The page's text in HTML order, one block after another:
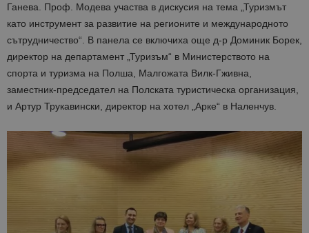
Ганева. Проф. Модева участва в дискусия на тема „Туризмът
като инструмент за развитие на регионите и международното
сътрудничество“. В панела се включиха още д-р Доминик Борек,
директор на департамент „Туризъм“ в Министерството на
спорта и туризма на Полша, Малгожата Вилк-Гживна,
заместник-председател на Полската туристическа организация,
и Артур Трукавински, директор на хотел „Арке“ в Наленчув.